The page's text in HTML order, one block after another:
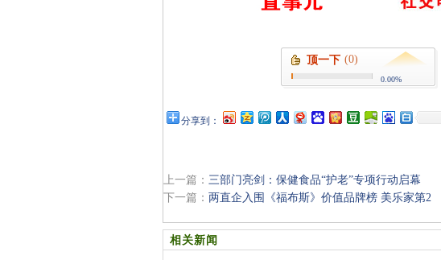
顶一下 (0)
0.00%
分享到：
上一篇： 三部门亮剑：保健食品“护老”专项行动启幕
下一篇： 两直企入围《福布斯》价值品牌榜 美乐家第2
相关新闻